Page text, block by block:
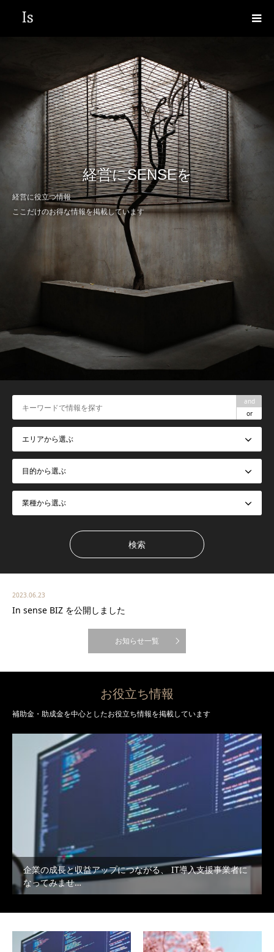
経営にSENSEを
経営に役立つ情報
ここだけのお得な情報を掲載しています
In sense BIZって何？
and
or
2023.06.23
In sense BIZ を公開しました
お知らせ一覧
お役立ち情報
補助金・助成金を中心としたお役立ち情報を掲載しています
企業の成長と収益アップにつながる、 IT導入支援事業者に
なってみませ…